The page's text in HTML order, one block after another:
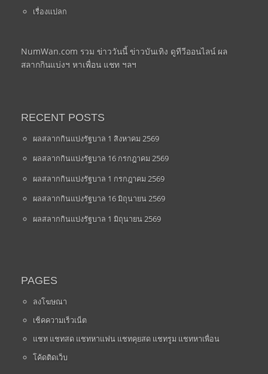
เรื่องแปลก
NumWan.com รวม ข่าววันนี้ ข่าวบันเทิง ดูทีวีออนไลน์ ผล
สลากกินแบ่งฯ หาเพื่อน แชท ฯลฯ
RECENT POSTS
ผลสลากกินแบ่งรัฐบาล 1 สิงหาคม 2569
ผลสลากกินแบ่งรัฐบาล 16 กรกฎาคม 2569
ผลสลากกินแบ่งรัฐบาล 1 กรกฎาคม 2569
ผลสลากกินแบ่งรัฐบาล 16 มิถุนายน 2569
ผลสลากกินแบ่งรัฐบาล 1 มิถุนายน 2569
PAGES
ลงโฆษณา
เช็คความเร็วเน็ต
แชท แชทสด แชทหาแฟน แชทคุยสด แชทรูม แชทหาเพื่อน
โค้ดติดเว็บ